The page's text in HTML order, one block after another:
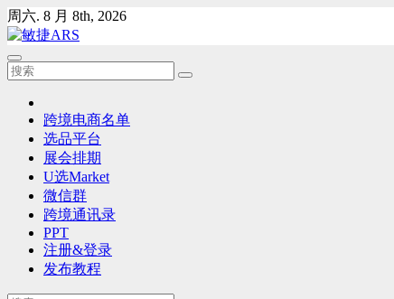
Skip
to
content
周六. 8 月 8th, 2026
跨境电商名单
选品平台
展会排期
U选Market
微信群
跨境通讯录
PPT
注册&登录
发布教程